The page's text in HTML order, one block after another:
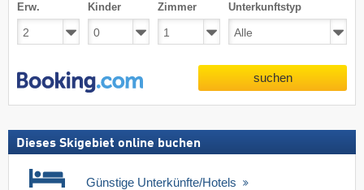
Erw. Kinder Zimmer Unterkunftstyp
suchen
Dieses Skigebiet online buchen
Günstige Unterkünfte/Hotels